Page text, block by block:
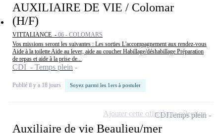
AUXILIAIRE DE VIE / Colomar
(H/F)
VITTALIANCE - 06 - COLOMARS
Vos missions seront les suivantes : Les sorties L'accompagnement aux rendez-vous
Aide à la toilette Aide au lever, aide au coucher Habillage/déshabillage Préparation
de repas et aide à la prise de...
CDI - Temps plein
Publié il y a 18 jours Soyez parmi les 1ers à postuler
Auxiliaire de vie Beaulieu/mer
CDITemps plein
Ajouter cette offre à ma sélection